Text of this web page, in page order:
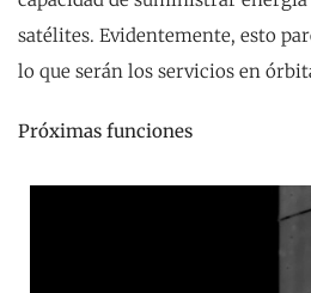
satélites. Evidentemente, esto
lo que serán los servicios en
Próximas funciones